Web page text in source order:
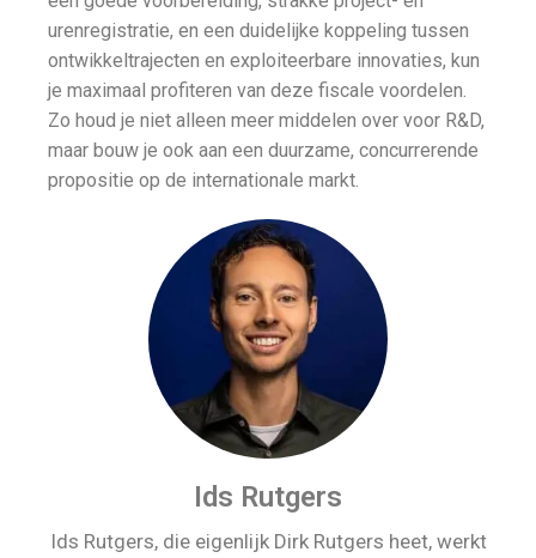
urenregistratie, en een duidelijke koppeling tussen
ontwikkeltrajecten en exploiteerbare innovaties, kun
je maximaal profiteren van deze fiscale voordelen.
Zo houd je niet alleen meer middelen over voor R&D,
maar bouw je ook aan een duurzame, concurrerende
propositie op de internationale markt.
Ids Rutgers
Ids Rutgers, die eigenlijk Dirk Rutgers heet, werkt